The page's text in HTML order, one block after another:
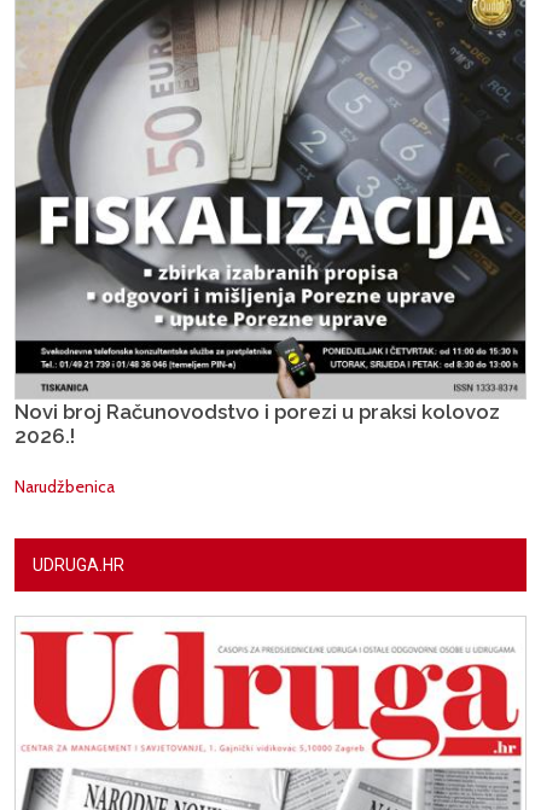
Novi broj Računovodstvo i porezi u praksi kolovoz
2026.!
Narudžbenica
UDRUGA.HR